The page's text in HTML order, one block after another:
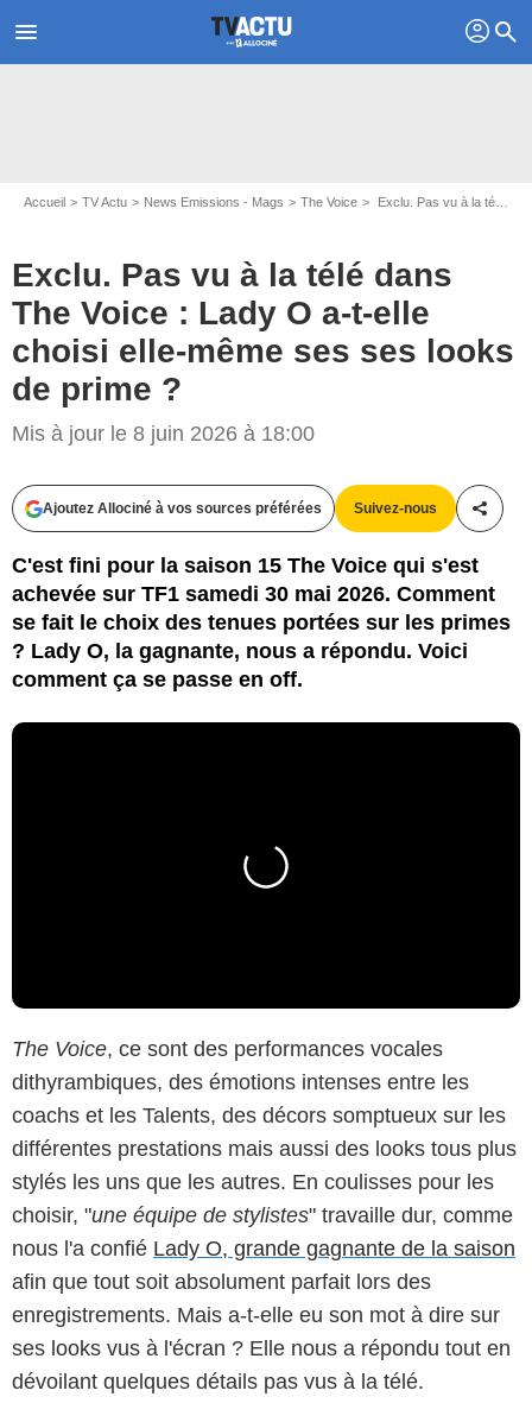
menu profil search
Accueil TV Actu News Emissions - Mags The Voice Exclu. Pas vu à la télé dans The Voice : Lady O a-t-elle choisi elle-même ses ses looks de prime ?
Exclu. Pas vu à la télé dans
The Voice : Lady O a-t-elle
choisi elle-même ses ses looks
de prime ?
Mis à jour le 8 juin 2026 à 18:00
Ajoutez Allociné à vos sources préférées Suivez-nous
C'est fini pour la saison 15 The Voice qui s'est
achevée sur TF1 samedi 30 mai 2026. Comment
se fait le choix des tenues portées sur les primes
? Lady O, la gagnante, nous a répondu. Voici
comment ça se passe en off.
The Voice, ce sont des performances vocales
dithyrambiques, des émotions intenses entre les
coachs et les Talents, des décors somptueux sur les
différentes prestations mais aussi des looks tous plus
stylés les uns que les autres. En coulisses pour les
choisir, "une équipe de stylistes" travaille dur, comme
nous l'a confié Lady O, grande gagnante de la saison
afin que tout soit absolument parfait lors des
enregistrements. Mais a-t-elle eu son mot à dire sur
ses looks vus à l'écran ? Elle nous a répondu tout en
dévoilant quelques détails pas vus à la télé.